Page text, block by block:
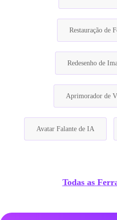
Restauração de
Redesenho de
Aprimorador de
Avatar Falante de IA
Todas as